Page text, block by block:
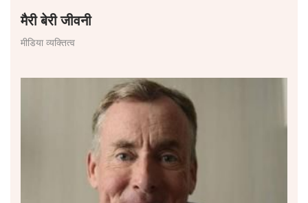
मैरी बेरी जीवनी
मीडिया व्यक्तित्व